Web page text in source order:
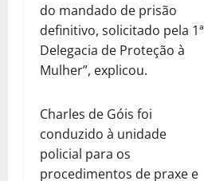
do mandado de prisão
definitivo, solicitado pela 1ª
Delegacia de Proteção à
Mulher”, explicou.
Charles de Góis foi
conduzido à unidade
policial para os
procedimentos de praxe e